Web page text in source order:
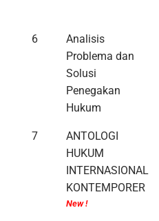
6
Analisis
Problema dan
Solusi
Penegakan
Hukum
7
ANTOLOGI
HUKUM
INTERNASIONAL
KONTEMPORER
New !